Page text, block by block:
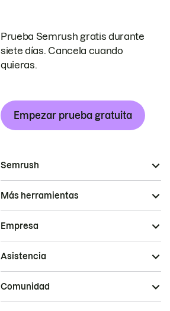
Prueba Semrush gratis durante
siete días. Cancela cuando
quieras.
Empezar prueba gratuita
Semrush
Más herramientas
Empresa
Asistencia
Comunidad